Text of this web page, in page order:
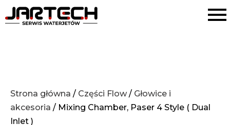
Strona główna / Części Flow / Głowice i
akcesoria / Mixing Chamber, Paser 4 Style ( Dual
Inlet )